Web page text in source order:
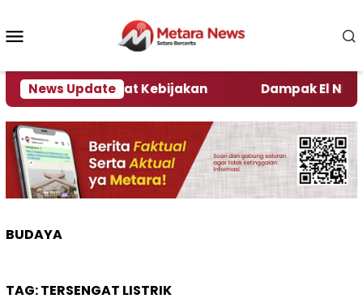
konten
News Update
Kata Pengamat Kebijakan Dampak El Nino,
BUDAYA
TAG:TERSENGAT LISTRIK